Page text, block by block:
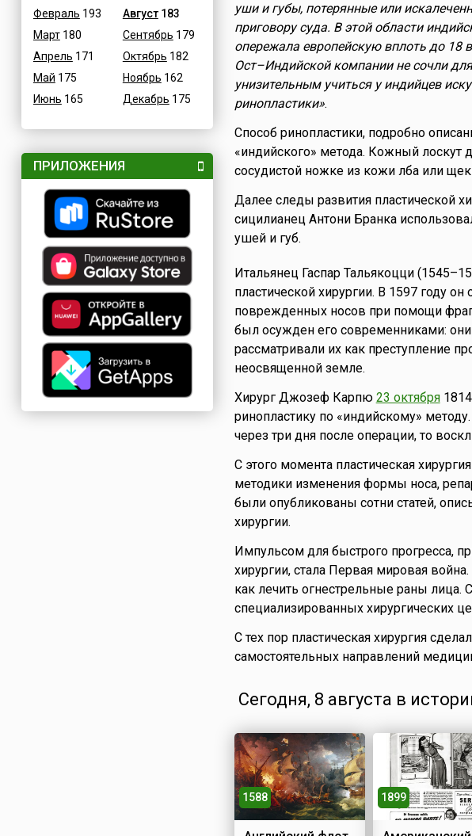
Февраль 193
Март180
Апрель 171
Май 175
Июнь 165
Август183
Сентябрь 179
Октябрь 182
Ноябрь 162
Декабрь 175
ПРИЛОЖЕНИЯ
уши и губы, потерянные или
приговору суда. В этой области
опережала европейскую вплоть до 18
Ост–Индийской компании не сочли
унизительным учиться у индийцев
ринопластики».
Способ ринопластики, подробно
«индийского» метода. Кожный лоскут
сосудистой ножке из кожи лба или
Далее следы развития пластической
сицилианец Антони Бранка
ушей и губ.
Итальянец Гаспар Тальякоцци
пластической хирургии. В 1597 году
поврежденных носов при помощи
был осужден его современниками:
рассматривали их как преступление
неосвященной земле.
Хирург Джозеф Карпю 23 октября
ринопластику по «индийскому»
через три дня после операции, то
С этого момента пластическая
методики изменения формы носа,
были опубликованы сотни статей,
хирургии.
Импульсом для быстрого прогресса,
хирургии, стала Первая мировая
как лечить огнестрельные раны
специализированных хирургических
С тех пор пластическая хирургия
самостоятельных направлений
Сегодня, 8 августа в
1588 1899